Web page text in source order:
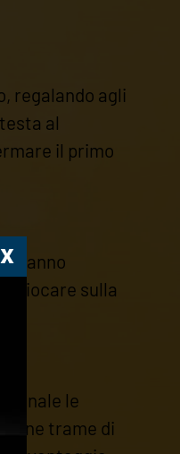
regalando agli
al
il primo
hanno
giocare sulla
finale le
trame di